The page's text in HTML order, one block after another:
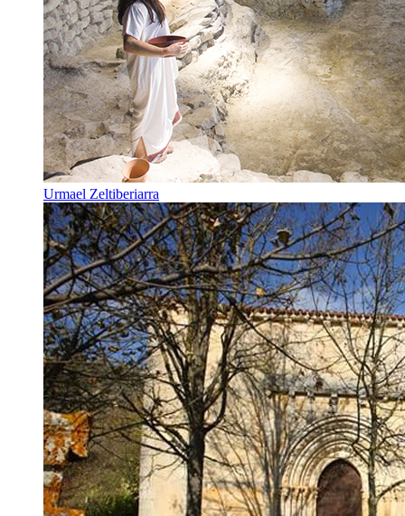
Urmael Zeltiberiarra